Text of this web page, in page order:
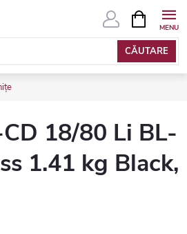
CĂUTARE
COŞ
DE
18/80 Li BL-
1.41 kg Black,